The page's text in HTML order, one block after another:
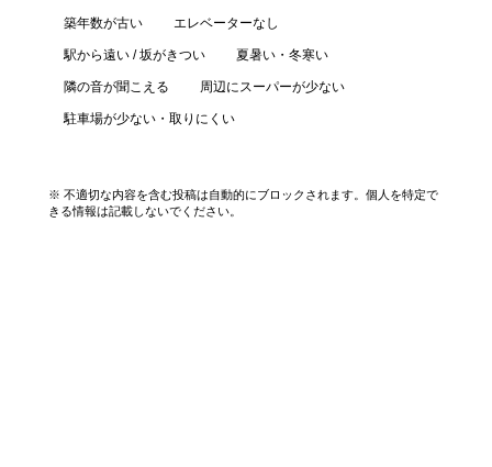
築年数が古い エレベーターなし
駅から遠い / 坂がきつい 夏暑い・冬寒い
隣の音が聞こえる 周辺にスーパーが少ない
駐車場が少ない・取りにくい
※ 不適切な内容を含む投稿は自動的にブロックされます。個人を特定で
きる情報は記載しないでください。